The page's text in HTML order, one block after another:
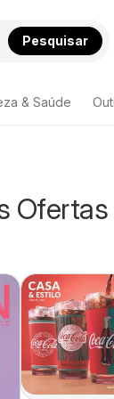
Pesquisar
& Saúde
Ofertas